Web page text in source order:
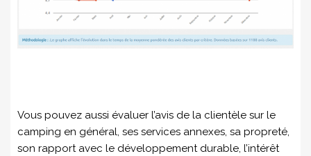
Vous pouvez aussi évaluer l’avis de la clientèle sur le
camping en général, ses services annexes, sa propreté,
son rapport avec le développement durable, l’intérêt